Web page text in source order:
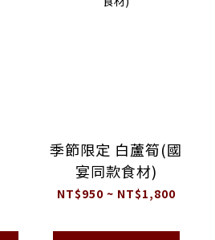
季節限定 白蘆筍(國
宴同款食材)
NT$950 ~ NT$1,800